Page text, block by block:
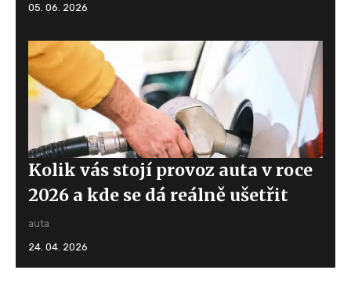
05. 06. 2026
Kolik vás stojí provoz auta v roce
2026 a kde se dá reálně ušetřit
auta
24. 04. 2026